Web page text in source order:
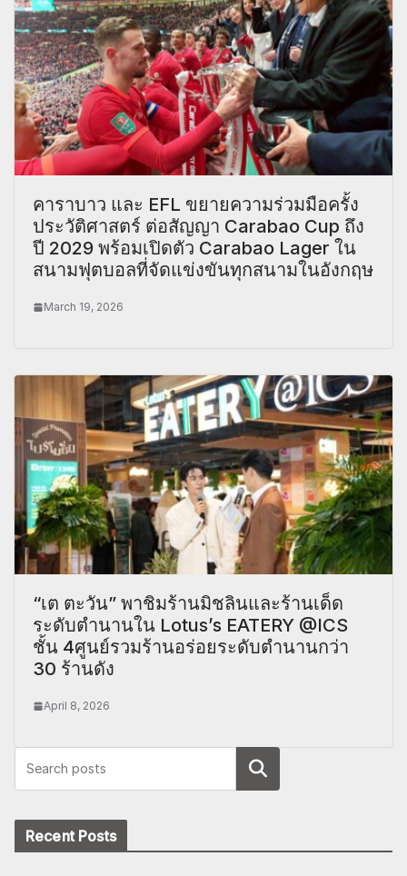
คาราบาว และ EFL ขยายความร่วมมือครั้ง
ประวัติศาสตร์ ต่อสัญญา Carabao Cup ถึง
ปี 2029 พร้อมเปิดตัว Carabao Lager ใน
สนามฟุตบอลที่จัดแข่งขันทุกสนามในอังกฤษ
March 19, 2026
“เต ตะวัน” พาชิมร้านมิชลินและร้านเด็ด
ระดับตำนานใน Lotus’s EATERY @ICS
ชั้น 4ศูนย์รวมร้านอร่อยระดับตำนานกว่า
30 ร้านดัง
April 8, 2026
Search
Recent Posts